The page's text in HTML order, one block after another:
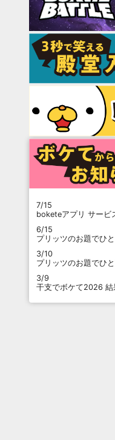
7/15
boketeアプリ サービ
6/15
プリッツのお題でひ
3/10
プリッツのお題でひ
3/9
干支でボケて2026 結